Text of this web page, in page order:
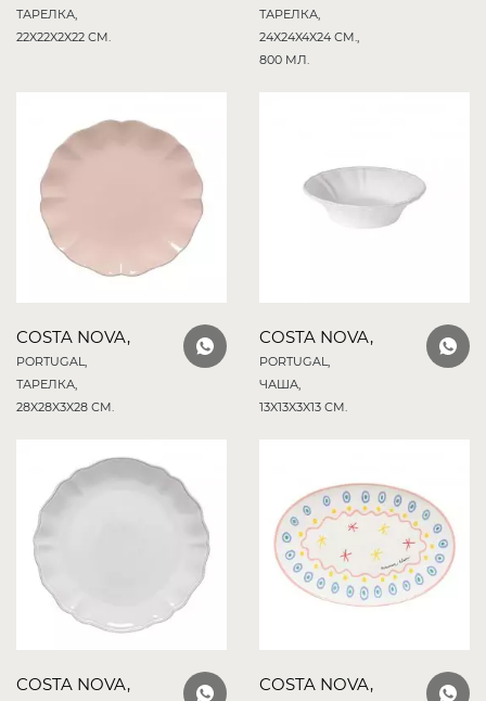
ТАРЕЛКА,
22X22X2X22 СМ.
ТАРЕЛКА,
24X24X4X24 СМ.,
800 МЛ.
COSTA NOVA,
PORTUGAL,
ТАРЕЛКА,
28X28X3X28 СМ.
COSTA NOVA,
PORTUGAL,
ЧАША,
13X13X3X13 СМ.
COSTA NOVA, COSTA NOVA,